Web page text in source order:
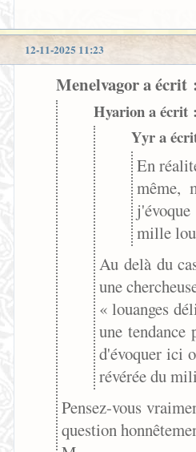
12-11-2025 11:23
Menelvagor a écrit
Hyarion a écrit
Yyr a
En
même,
mille
Au delà du
une
« louanges
une
d'évoquer ici
révérée du
Pensez-vous
question